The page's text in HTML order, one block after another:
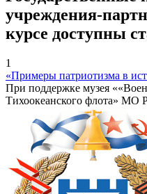
учреждения-
курсе доступны
1
«Примеры патриотизма в
При поддержке музея
Тихоокеанского флота» МО